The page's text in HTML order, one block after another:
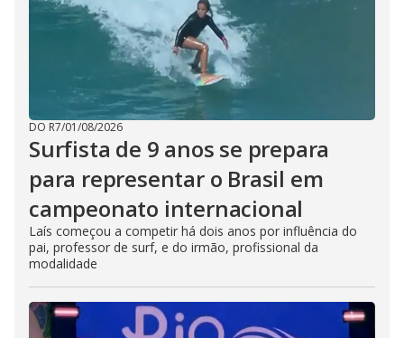
DO R7/01/08/2026
Surfista de 9 anos se prepara
para representar o Brasil em
campeonato internacional
Laís começou a competir há dois anos por influência do
pai, professor de surf, e do irmão, profissional da
modalidade